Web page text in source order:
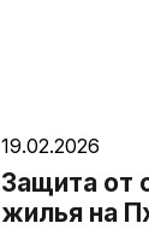
19.02.2026
Защита от
жилья на